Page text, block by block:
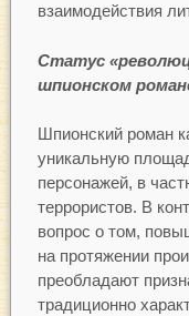
взаимодействия
Статус
шпионском
Шпионский роман
уникальную
персонажей, в
террористов. В
вопрос о том,
на протяжении
преобладают
традиционно